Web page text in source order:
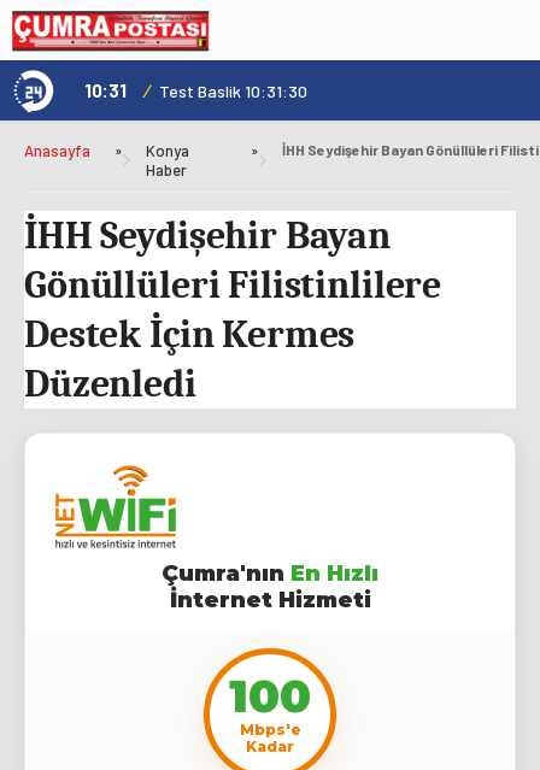
Genç Kültür Kart ile Konya'da Üniversite Yaşamı Daha Avantajlı 10:31 / Test Baslik 10:31:30
Anasayfa »
Konya
Haber
»
İHH Seydişehir Bayan
Gönüllüleri Filistinlilere
Destek İçin Kermes
Düzenledi
Çumra'nın En Hızlı
İnternet Hizmeti
100
Mbps'e
Kadar